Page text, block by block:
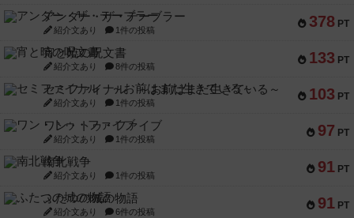
378 PT
アンダー・ザ・テーブラー
紹介文あり 1件の投稿
133 PT
宵と暁の呪文書
紹介文あり 8件の投稿
103 PT
セミファイナル ～お前はまだ生きている～
紹介文あり 1件の投稿
97 PT
ワン・トゥ・ファイブ
紹介文あり 1件の投稿
91 PT
南北戦争
紹介文あり 1件の投稿
91 PT
ふたつの城の物語
紹介文あり 6件の投稿